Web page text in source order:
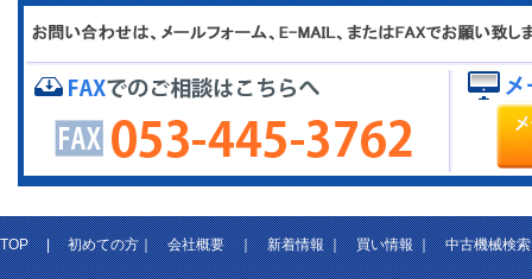
TOP|初めての方｜会社概要｜新着情報｜買い情報｜中古機械検索